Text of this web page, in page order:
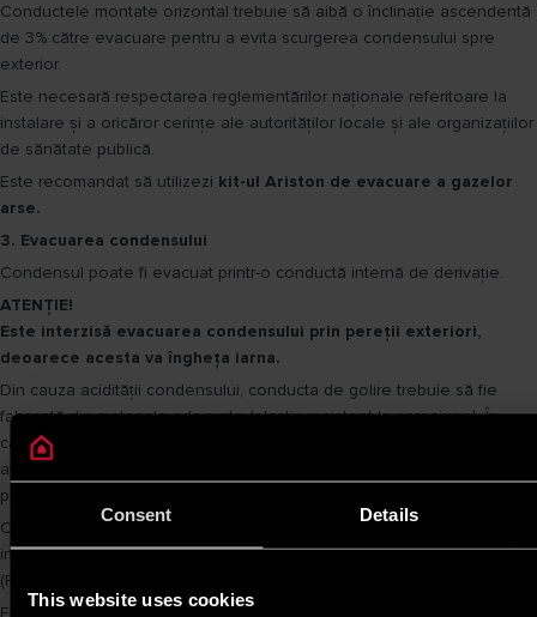
Consent Details
This website uses cookies
Conductele montate orizontal trebuie să aibă o înclinație ascendentă
de 3% către evacuare pentru a evita scurgerea condensului spre
exterior.
Este necesară respectarea reglementărilor naționale referitoare la
instalare și a oricăror cerințe ale autorităților locale și ale organizațiilor
de sănătate publică.
Este recomandat să utilizezi kit-ul Ariston de evacuare a gazelor
arse.
3. Evacuarea condensului
Condensul poate fi evacuat printr-o conductă internă de derivație.
ATENȚIE!
Este interzisă evacuarea condensului prin pereții exteriori,
deoarece acesta va îngheța iarna.
Din cauza acidității condensului, conducta de golire trebuie să fie
fabricată din materiale adecvate (plastic rezistent la coroziune). În
cazul unei conducte de evacuare metalice sau materiale care pot fi
afectate de condensul acid, este necesară utilizare unei substanțe
pentru neutralizarea condensului.
Conducta de evacuare a condensului trebuie să aibă diametrul minim
indicat (Fig.3) și o pantă continuă pentru a evita formarea condensului
(Fig.4).
Este necesară respectarea reglementărilor naționale referitoare la